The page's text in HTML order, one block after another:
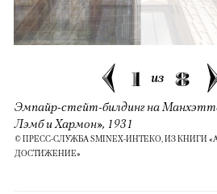
1 из 8
Эмпайр-стейт-билдинг на
Лэмб и Хармон», 1931
© ПРЕСС-СЛУЖБА SMINEX-ИНТЕКО, ИЗ КНИГИ
ДОСТИЖЕНИЕ»